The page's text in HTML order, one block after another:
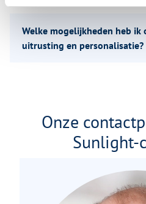
Welke mogelijkheden heb ik
uitrusting en personalisatie?
Onze
Sunlight-